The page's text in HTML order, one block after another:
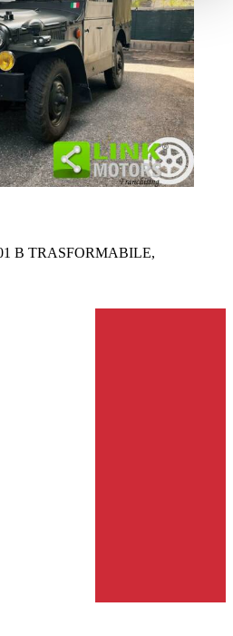
Ihrer Nutzung der Dienste
B TRASFORMABILE,